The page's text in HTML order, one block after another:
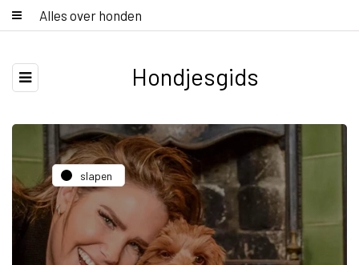
Alles over honden
Hondjesgids
slapen